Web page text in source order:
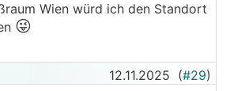
Wien würd ich den Standort
😜
12.11.2025 (#29)